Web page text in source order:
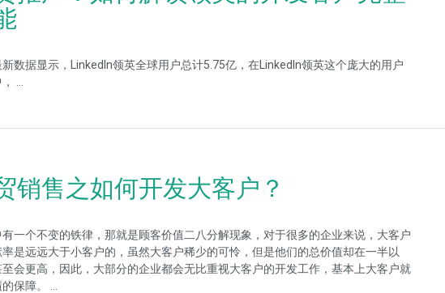
数据显示，LinkedIn领英全球用户总计5.75亿，在LinkedIn领英这个庞大的用户
…
销售之如何开发大客户？
一个不变的铁律，那就是顾客价值二八分解现象，对于很多的企业来说，大客户
率是远远大于小客户的，虽然大客户稀少的可怜，但是他们的总价值却在一半以
至会更高，因此，大部分的企业都会无比重视大客户的开发工作，基本上大客户就
保障。 …